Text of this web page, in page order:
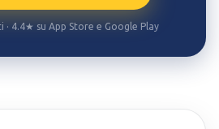
· 4.4★ su App Store e Google Play